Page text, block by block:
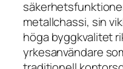
metallchassi, sin
höga byggkvalitet
yrkesanvändare